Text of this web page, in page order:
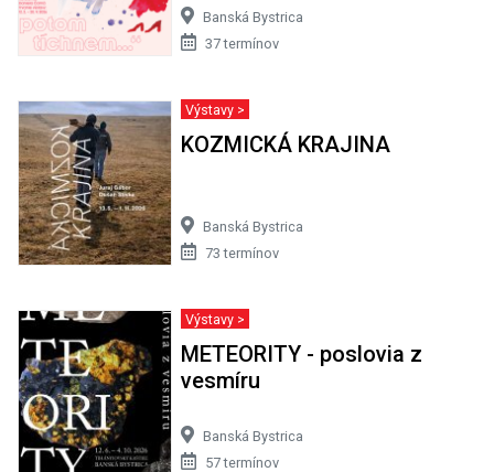
Banská Bystrica
37 termínov
Výstavy >
KOZMICKÁ KRAJINA
Banská Bystrica
73 termínov
Výstavy >
METEORITY - poslovia z
vesmíru
Banská Bystrica
57 termínov